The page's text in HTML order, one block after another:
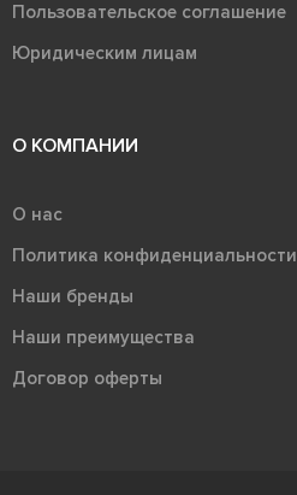
Пользовательское соглашение
Юридическим лицам
О КОМПАНИИ
О нас
Политика конфиденциальности
Наши бренды
Наши преимущества
Договор оферты